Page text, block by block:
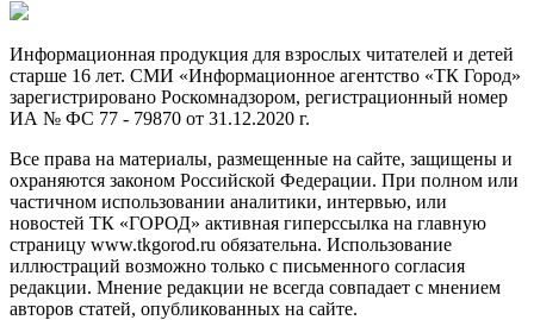
Информационная продукция для взрослых читателей и детей
старше 16 лет. СМИ «Информационное агентство «ТК Город»
зарегистрировано Роскомнадзором, регистрационный номер
ИА № ФС 77 - 79870 от 31.12.2020 г.
Все права на материалы, размещенные на сайте, защищены и
охраняются законом Российской Федерации. При полном или
частичном использовании аналитики, интервью, или
новостей ТК «ГОРОД» активная гиперссылка на главную
страницу www.tkgorod.ru обязательна. Использование
иллюстраций возможно только с письменного согласия
редакции. Мнение редакции не всегда совпадает с мнением
авторов статей, опубликованных на сайте.